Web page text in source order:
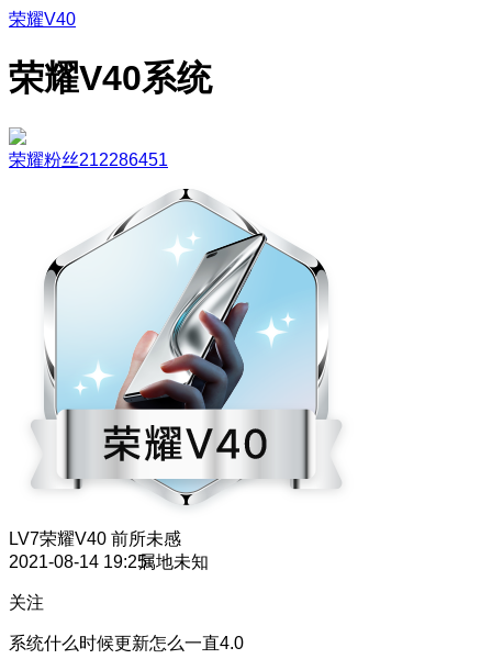
荣耀V40
荣耀V40系统
荣耀粉丝212286451
LV7荣耀V40 前所未感
2021-08-14 19:25属地未知
关注
系统什么时候更新怎么一直4.0